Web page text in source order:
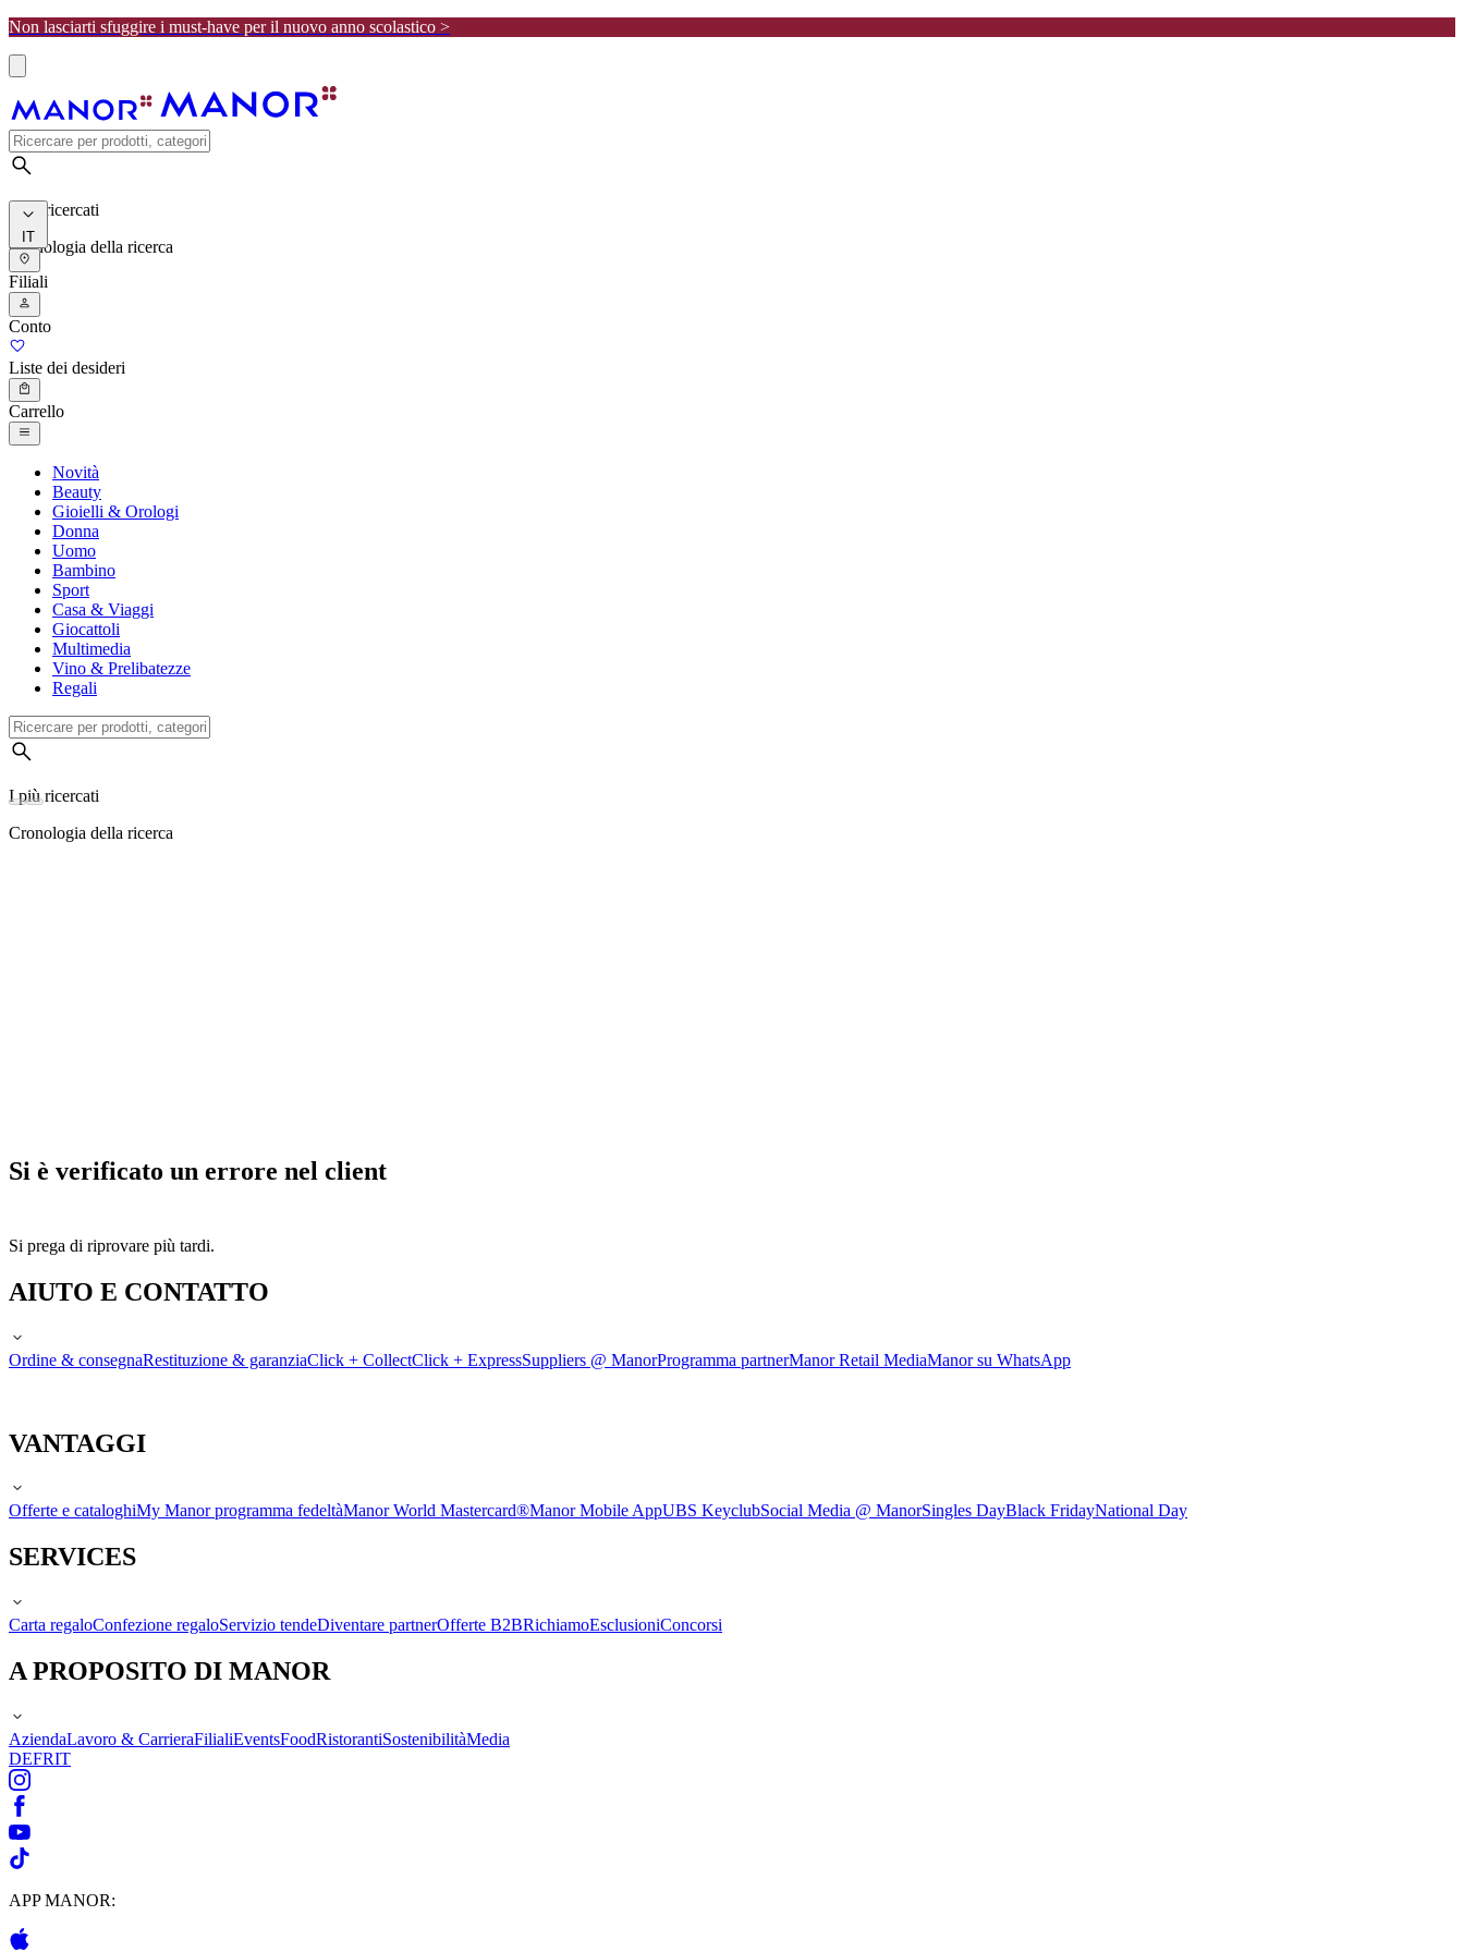
Non lasciarti sfuggire i must-have per il nuovo anno scolastico >
I più ricercati
Cronologia della ricerca
IT
Filiali
Conto
Liste dei desideri
Carrello
Novità
Beauty
Gioielli & Orologi
Donna
Uomo
Bambino
Sport
Casa & Viaggi
Giocattoli
Multimedia
Vino & Prelibatezze
Regali
I più ricercati
Cronologia della ricerca
Si è verificato un errore nel client
Si prega di riprovare più tardi.
AIUTO E CONTATTO
Ordine & consegnaRestituzione & garanziaClick + CollectClick + ExpressSuppliers @ ManorProgramma partnerManor Retail MediaManor su WhatsApp
VANTAGGI
Offerte e cataloghiMy Manor programma fedeltàManor World Mastercard®Manor Mobile AppUBS KeyclubSocial Media @ ManorSingles DayBlack FridayNational Day
SERVICES
Carta regaloConfezione regaloServizio tendeDiventare partnerOfferte B2BRichiamoEsclusioniConcorsi
A PROPOSITO DI MANOR
AziendaLavoro & CarrieraFilialiEventsFoodRistorantiSostenibilitàMedia
DEFRIT
APP MANOR: